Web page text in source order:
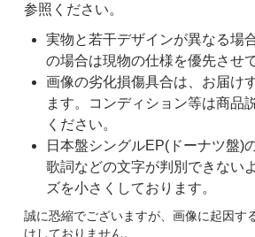
参照ください。
実物と若干デザインが異なる場
の場合は現物の仕様を優先させ
画像の劣化損傷具合は、お届け
ます。コンディション等は商品
ください。
日本盤シングルEP(ドーナツ盤)
歌詞などの文字が判別できない
ズを小さくしております。
誠に恐縮でございますが、画像に起因す
けしておりません。